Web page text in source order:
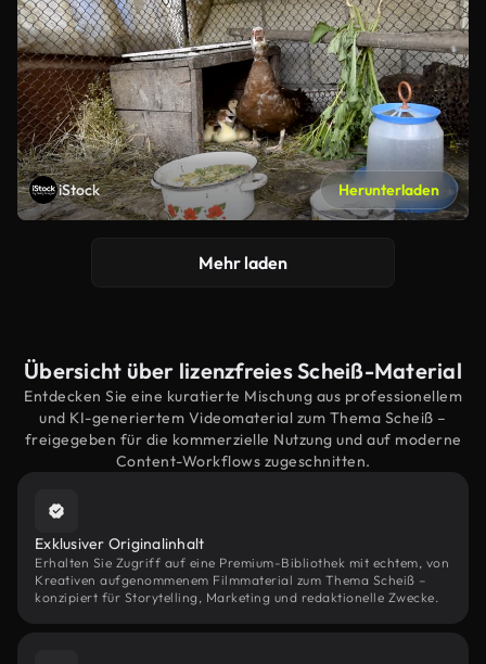
iStock Herunterladen
Mehr laden
Übersicht über lizenzfreies Scheiß-Material
Entdecken Sie eine kuratierte Mischung aus professionellem
und KI-generiertem Videomaterial zum Thema Scheiß –
freigegeben für die kommerzielle Nutzung und auf moderne
Content-Workflows zugeschnitten.
Exklusiver Originalinhalt
Erhalten Sie Zugriff auf eine Premium-Bibliothek mit echtem, von
Kreativen aufgenommenem Filmmaterial zum Thema Scheiß –
konzipiert für Storytelling, Marketing und redaktionelle Zwecke.